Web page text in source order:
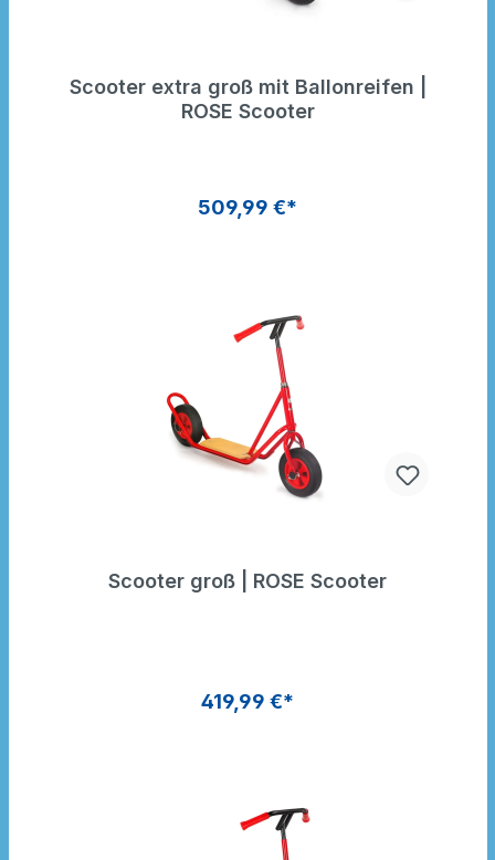
Scooter extra groß mit Ballonreifen |
ROSE Scooter
509,99 €*
Scooter groß | ROSE Scooter
419,99 €*